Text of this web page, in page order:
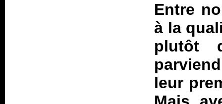
Entre
à la
plutôt
leur